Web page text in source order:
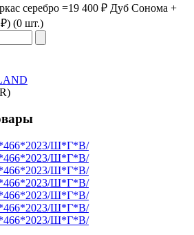
Дуб Сонома +
₽) (0 шт.)